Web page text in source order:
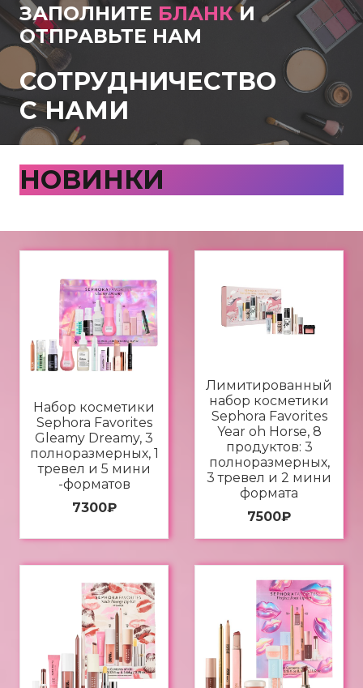
ЗАПОЛНИТЕ БЛАНКИ
ОТПРАВЬТЕ НАМ
СОТРУДНИЧЕСТВО
С НАМИ
НОВИНКИ
Набор косметики
Sephora Favorites
Gleamy Dreamy, 3
полноразмерных, 1
тревел и 5 мини
-форматов
7300₽
Лимитированный
набор косметики
Sephora Favorites
Year oh Horse, 8
продуктов: 3
полноразмерных,
3 тревел и 2 мини
формата
7500₽